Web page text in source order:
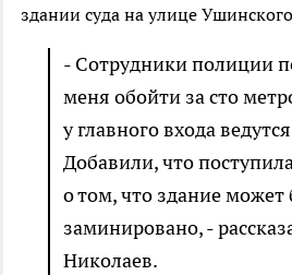
здании суда на улице
- Сотрудники полиции
меня обойти за сто
у главного входа
Добавили, что
о том, что здание может
заминировано, -
Николаев.